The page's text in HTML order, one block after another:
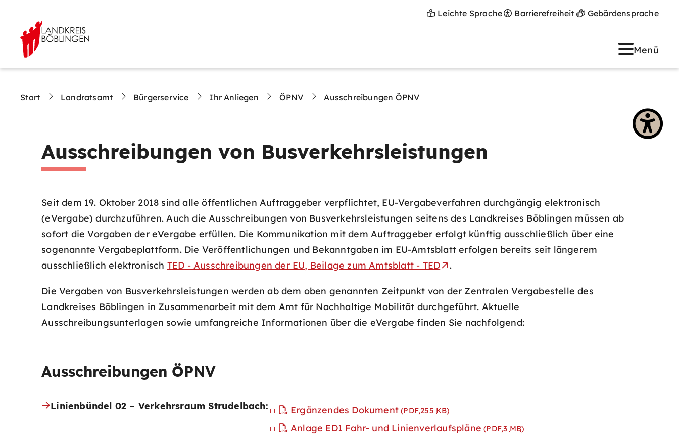
Leichte Sprache Barrierefreiheit Gebärdensprache
Menü
Start Landratsamt Bürgerservice Ihr Anliegen ÖPNV Ausschreibungen ÖPNV
Ausschreibungen von Busverkehrsleistungen
Seit dem 19. Oktober 2018 sind alle öffentlichen Auftraggeber verpflichtet, EU-Vergabeverfahren durchgängig elektronisch
(eVergabe) durchzuführen. Auch die Ausschreibungen von Busverkehrsleistungen seitens des Landkreises Böblingen müssen ab
sofort die Vorgaben der eVergabe erfüllen. Die Kommunikation mit dem Auftraggeber erfolgt künftig ausschließlich über eine
sogenannte Vergabeplattform. Die Veröffentlichungen und Bekanntgaben im EU-Amtsblatt erfolgen bereits seit längerem
ausschließlich elektronisch TED - Ausschreibungen der EU, Beilage zum Amtsblatt - TED .
Die Vergaben von Busverkehrsleistungen werden ab dem oben genannten Zeitpunkt von der Zentralen Vergabestelle des
Landkreises Böblingen in Zusammenarbeit mit dem Amt für Nachhaltige Mobilität durchgeführt. Aktuelle
Ausschreibungsunterlagen sowie umfangreiche Informationen über die eVergabe finden Sie nachfolgend:
Ausschreibungen ÖPNV
Linienbündel 02 – Verkehrsraum Strudelbach: Ergänzendes Dokument (PDF,255 KB)
Anlage ED1 Fahr- und Linienverlaufspläne (PDF,3 MB)